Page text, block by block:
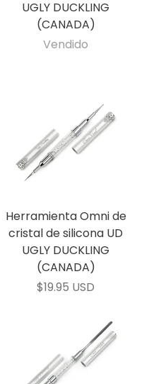
UGLY DUCKLING
(CANADA)
Vendido
Herramienta Omni de
cristal de silicona UD
UGLY DUCKLING
(CANADA)
$19.95 USD